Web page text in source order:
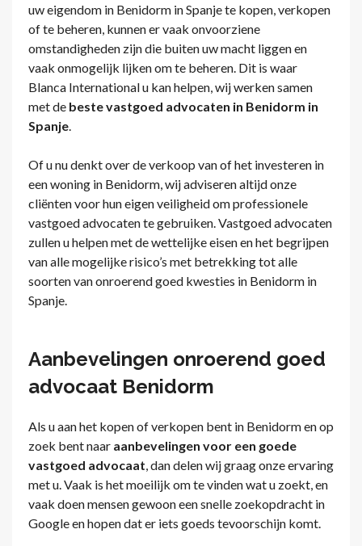
uw eigendom in Benidorm in Spanje te kopen, verkopen
of te beheren, kunnen er vaak onvoorziene
omstandigheden zijn die buiten uw macht liggen en
vaak onmogelijk lijken om te beheren. Dit is waar
Blanca International u kan helpen, wij werken samen
met de beste vastgoed advocaten in Benidorm in
Spanje.
Of u nu denkt over de verkoop van of het investeren in
een woning in Benidorm, wij adviseren altijd onze
cliënten voor hun eigen veiligheid om professionele
vastgoed advocaten te gebruiken. Vastgoed advocaten
zullen u helpen met de wettelijke eisen en het begrijpen
van alle mogelijke risico’s met betrekking tot alle
soorten van onroerend goed kwesties in Benidorm in
Spanje.
Aanbevelingen onroerend goed
advocaat Benidorm
Als u aan het kopen of verkopen bent in Benidorm en op
zoek bent naar aanbevelingen voor een goede
vastgoed advocaat, dan delen wij graag onze ervaring
met u. Vaak is het moeilijk om te vinden wat u zoekt, en
vaak doen mensen gewoon een snelle zoekopdracht in
Google en hopen dat er iets goeds tevoorschijn komt.